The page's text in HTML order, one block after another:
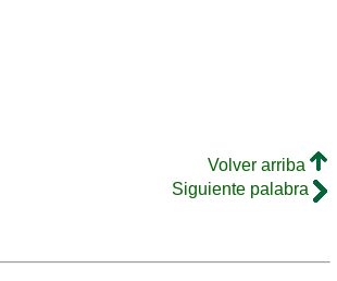
Volver arriba
Siguiente palabra